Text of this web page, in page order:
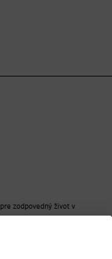
zodpovedný život v